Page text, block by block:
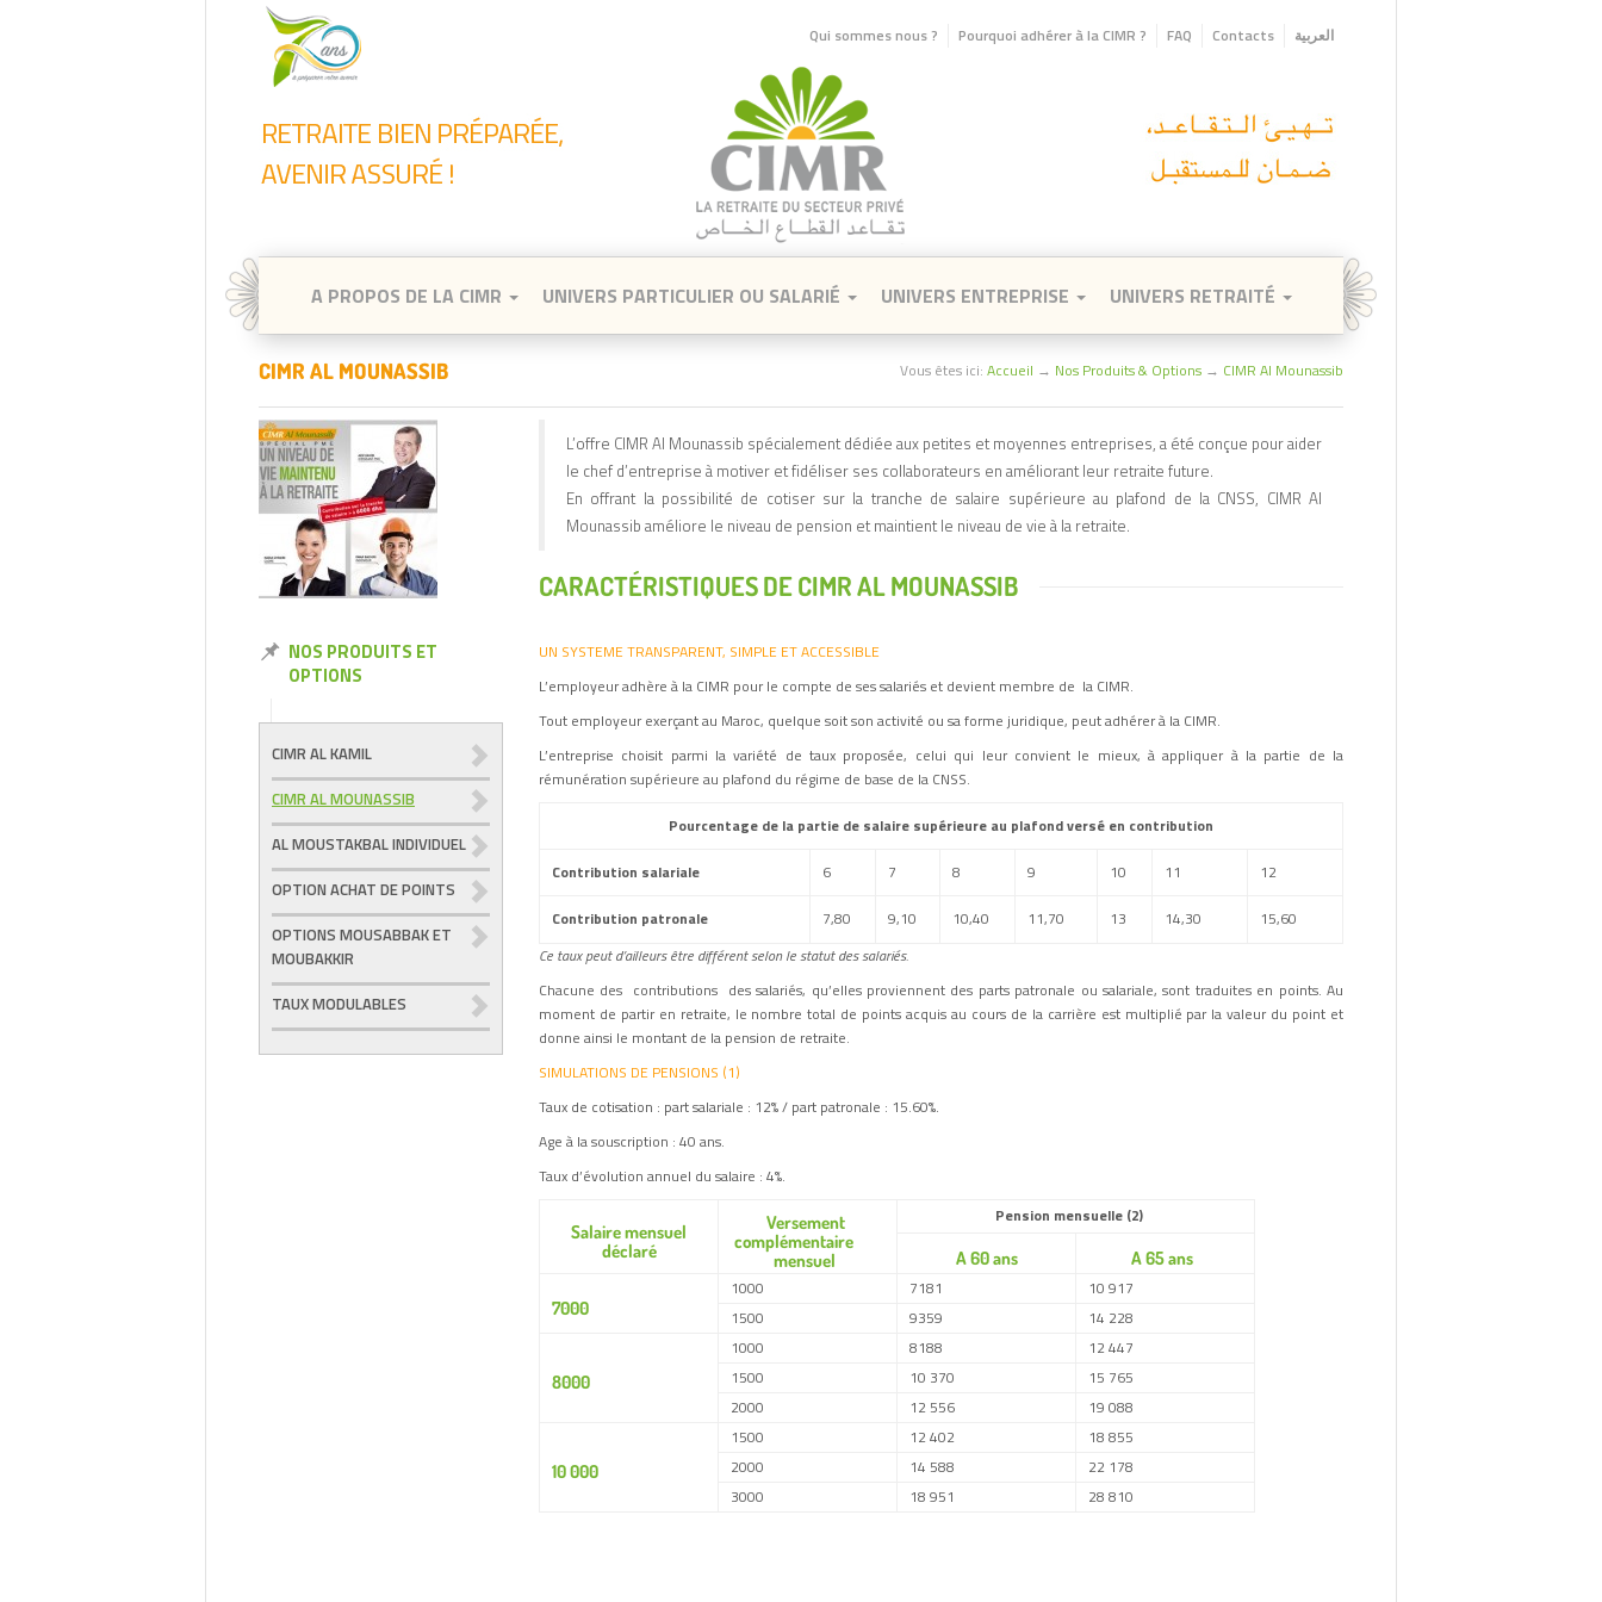
Qui sommes nous ? Pourquoi adhérer à la CIMR ? FAQ Contacts العربية
A PROPOS DE LA CIMR UNIVERS PARTICULIER OU SALARIÉ UNIVERS ENTREPRISE UNIVERS RETRAITÉ
CIMR AL MOUNASSIB Vous êtes ici: Accueil → Nos Produits & Options → CIMR Al Mounassib
NOS PRODUITS ET
OPTIONS
CIMR AL KAMIL
CIMR AL MOUNASSIB
AL MOUSTAKBAL INDIVIDUEL
OPTION ACHAT DE POINTS
OPTIONS MOUSABBAK ET
MOUBAKKIR
TAUX MODULABLES
L’offre CIMR Al Mounassib spécialement dédiée aux petites et moyennes entreprises, a été conçue pour aider
le chef d’entreprise à motiver et fidéliser ses collaborateurs en améliorant leur retraite future.
En offrant la possibilité de cotiser sur la tranche de salaire supérieure au plafond de la CNSS, CIMR Al
Mounassib améliore le niveau de pension et maintient le niveau de vie à la retraite.
CARACTÉRISTIQUES DE CIMR AL MOUNASSIB
UN SYSTEME TRANSPARENT, SIMPLE ET ACCESSIBLE
L’employeur adhère à la CIMR pour le compte de ses salariés et devient membre de la CIMR.
Tout employeur exerçant au Maroc, quelque soit son activité ou sa forme juridique, peut adhérer à la CIMR.
L’entreprise choisit parmi la variété de taux proposée, celui qui leur convient le mieux, à appliquer à la partie de la
rémunération supérieure au plafond du régime de base de la CNSS.
Pourcentage de la partie de salaire supérieure au plafond versé en contribution
Contribution salariale 6 7 8 9 10 11 12
Contribution patronale 7,80 9,10 10,40 11,70 13 14,30
15,60
Ce taux peut d’ailleurs être différent selon le statut des salariés.
Chacune des contributions des salariés, qu’elles proviennent des parts patronale ou salariale, sont traduites en points. Au
moment de partir en retraite, le nombre total de points acquis au cours de la carrière est multiplié par la valeur du point et
donne ainsi le montant de la pension de retraite.
SIMULATIONS DE PENSIONS (1)
Taux de cotisation : part salariale : 12% / part patronale : 15.60%.
Age à la souscription : 40 ans.
Taux d’évolution annuel du salaire : 4%.
Salaire mensuel
déclaré
Versement
complémentaire
mensuel
Pension mensuelle (2)
A 60 ans
A 65 ans
7000
1000 7181
10 917
1500
9359 14 228
8000
1000 8188
12 447
1500
10 370
15 765
2000
12 556 19 088
10 000
1500 12 402
18 855
2000
14 588
22 178
3000
18 951 28 810